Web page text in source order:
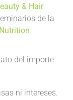
& Hair
de la
del importe
ni intereses.